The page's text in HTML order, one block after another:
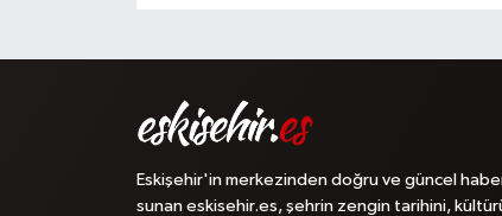
Eskişehir'in merkezinden doğru ve güncel
sunan eskisehir.es, şehrin zengin tarihini,